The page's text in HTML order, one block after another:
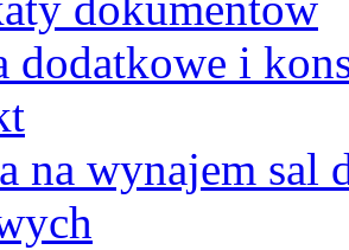
dodatkowe i
na wynajem